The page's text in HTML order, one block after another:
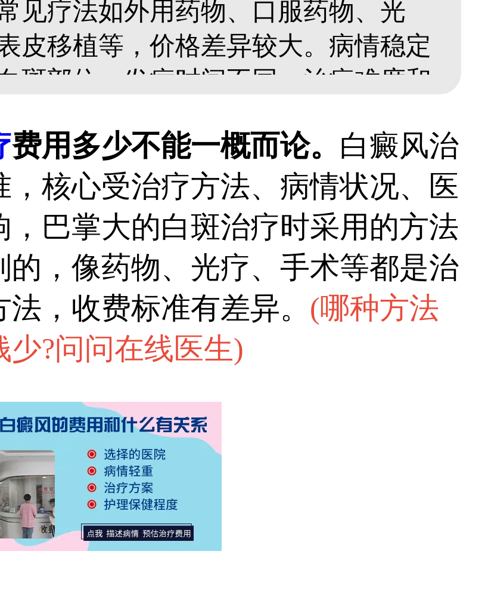
见疗法如外用药物、口服药物、光
皮移植等，价格差异较大。病情稳定
斑部位、发病时间不同，治疗难度和
医院，由医生评估后制定个性化方
症治疗才能提高疗效、避免花冤枉
疗期间做好防晒、作息、饮食等日常
能减少复发、缩短疗程，间接节省费
费用多少不能一概而论。 白癜风治
核心受治疗方法、病情状况、医
，巴掌大的白斑治疗时采用的方法
，像药物、光疗、手术等都是治
，收费标准有差异。 (哪种方法
?问问在线医生)